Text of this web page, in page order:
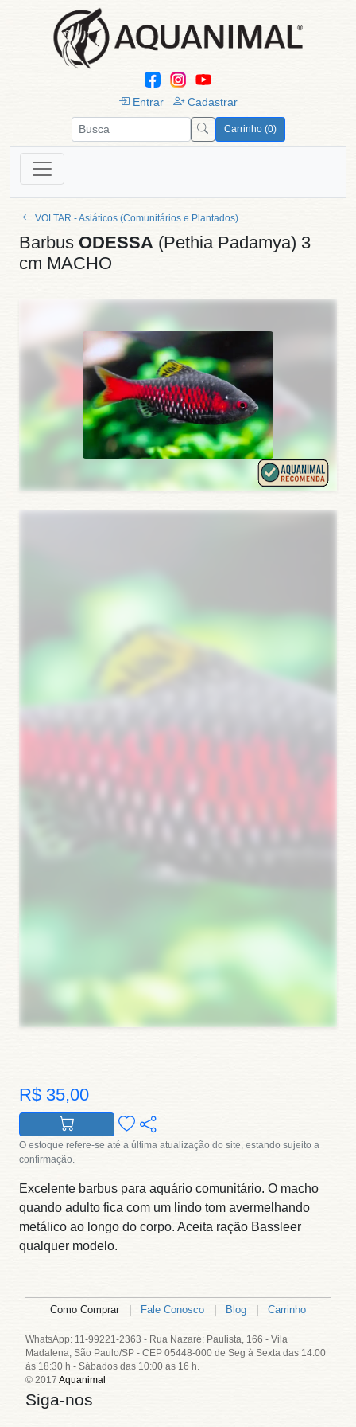
Entrar Cadastrar
Carrinho (0)
VOLTAR - Asiáticos (Comunitários e Plantados)
Barbus ODESSA (Pethia Padamya) 3
cm MACHO
R$ 35,00
O estoque refere-se até a última atualização do site, estando sujeito a
confirmação.
Excelente barbus para aquário comunitário. O macho
quando adulto fica com um lindo tom avermelhando
metálico ao longo do corpo. Aceita ração Bassleer
qualquer modelo.
Como Comprar | Fale Conosco | Blog | Carrinho
WhatsApp: 11-99221-2363 - Rua Nazaré; Paulista, 166 - Vila
Madalena, São Paulo/SP - CEP 05448-000 de Seg à Sexta das 14:00
às 18:30 h - Sábados das 10:00 às 16 h.
© 2017 Aquanimal
Siga-nos